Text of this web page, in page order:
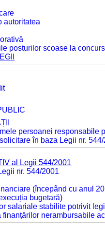
autoritatea
posturilor scoase la
persoanei responsabile
în baza Legii nr.
al Legii 544/2001
nr. 544/2001
(începând cu anul
bugetară)
salariale stabilite potrivit
nerambursabile